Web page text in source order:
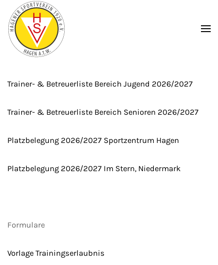
Zum Hauptinhalt springen
Trainer- & Betreuerliste Bereich Jugend 2026/2027
Trainer- & Betreuerliste Bereich Senioren 2026/2027
Platzbelegung 2026/2027 Sportzentrum Hagen
Platzbelegung 2026/2027 Im Stern, Niedermark
Formulare
Vorlage Trainingserlaubnis